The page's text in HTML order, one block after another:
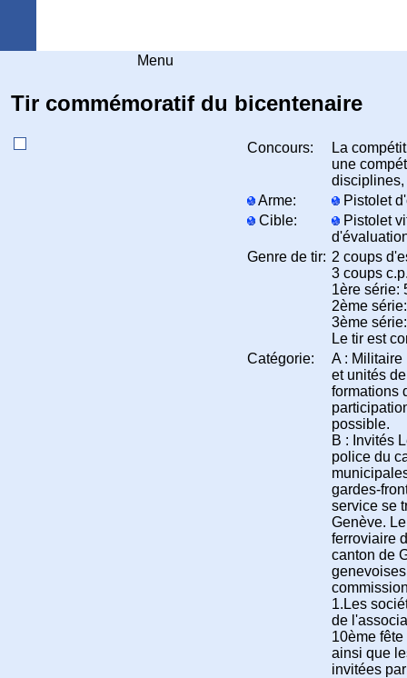
Menu
Tir commémoratif du bicentenaire
Concours:
La
une
disciplines,
Arme:
Pistolet
Cible:
Pistolet
Genre de tir: 2 coups
3 coups
1ère série:
2ème
3ème
Le tir est
Catégorie:
A : Militaire
et unités
formations
possible.
B : Invités
police du
gardes-
service se
Genève.
ferroviaire
canton de
1.Les
de
10ème
ainsi que
invitées